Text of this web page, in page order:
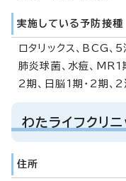
実施している予防接種
ロタリックス、BCG、
肺炎球菌、水痘、MR1
2期、日脳1期・2期、2
わたライフクリニ
住所